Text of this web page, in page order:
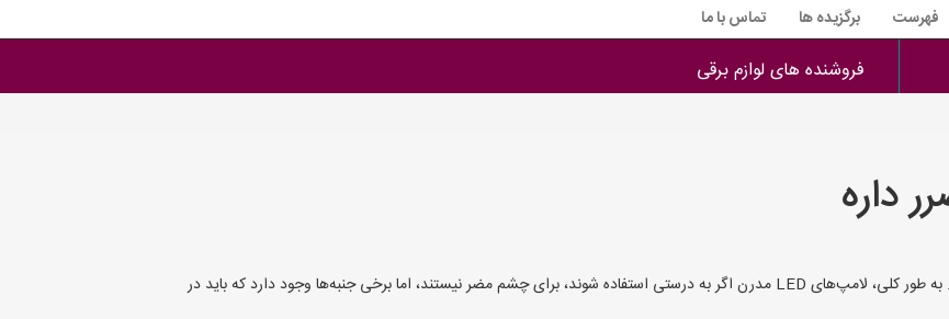
فهرست برگزیده ها تماس با ما
فروشنده های لوازم برقی